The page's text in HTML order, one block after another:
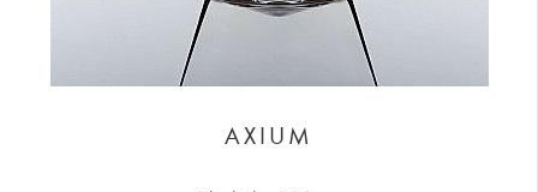
AXIUM